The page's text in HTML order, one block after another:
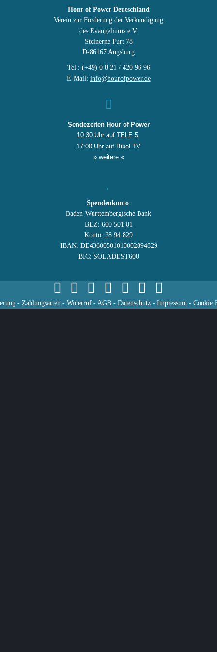
Hour of Power Deutschland
Verein zur Förderung der Verkündigung
des Evangeliums e.V.
Steinerne Furt 78
D-86167 Augsburg
Tel.: (+49) 0 8 21 / 420 96 96
E-Mail: info@hourofpower.de
Sendezeiten Hour of Power
10:30 Uhr auf TELE 5,
17:00 Uhr auf Bibel TV
» weitere «
Spendenkonto:
Baden-Württembergische Bank
BLZ: 600 501 01
Konto: 28 94 829
IBAN: DE43600501010002894829
BIC: SOLADEST600
- Zahlungsarten - Widerruf - AGB - Datenschutz - Impressum - Cookie